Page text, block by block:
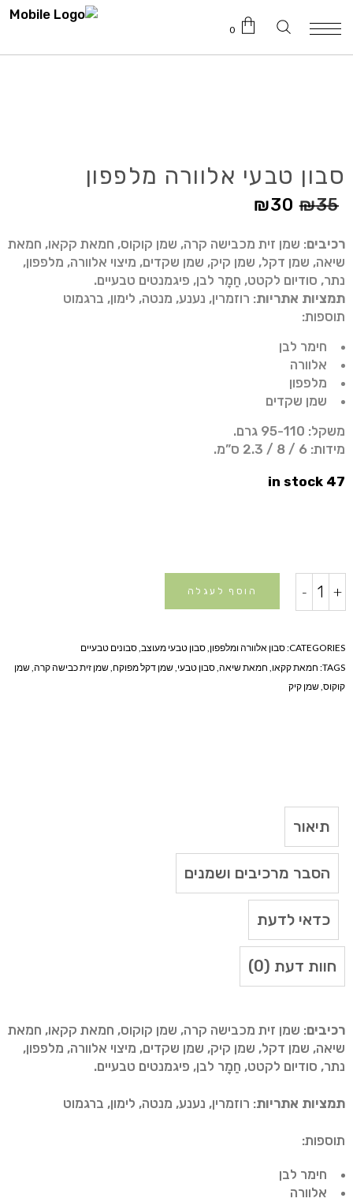
0
סבון טבעי אלוורה מלפפון
₪35
₪30
רכיבים: שמן זית מכבישה קרה, שמן קוקוס, חמאת קקאו, חמאת
שיאה, שמן דקל, שמן קיק, שמן שקדים, מיצוי אלוורה, מלפפון,
נתר, סודיום לקטט, חֵמָר לבן, פיגמנטים טבעיים.
תמציות אתריות: רוזמרין, נענע, מנטה, לימון, ברגמוט
תוספות:
חימר לבן
אלוורה
מלפפון
שמן שקדים
משקל: 95-110 גרם.
מידות: 6 / 8 / 2.3 ס”מ.
47 in stock
טבעי
quantity
- + הוסף לעגלה
CATEGORIES: סבון אלוורה ומלפפון,סבון טבעי מעוצב,סבונים טבעיים
TAGS: חמאת קקאו, חמאת שיאה,סבון טבעי,שמן דקל מפוקח,שמן זית כבישה קרה,שמן
קוקוס,שמן קיק
תיאור
הסבר מרכיבים ושמנים
כדאי לדעת
חוות דעת (0)
רכיבים: שמן זית מכבישה קרה, שמן קוקוס, חמאת קקאו, חמאת
שיאה, שמן דקל, שמן קיק, שמן שקדים, מיצוי אלוורה, מלפפון,
נתר, סודיום לקטט, חֵמָר לבן, פיגמנטים טבעיים.
תמציות אתריות: רוזמרין, נענע, מנטה, לימון, ברגמוט
תוספות:
חימר לבן
אלוורה